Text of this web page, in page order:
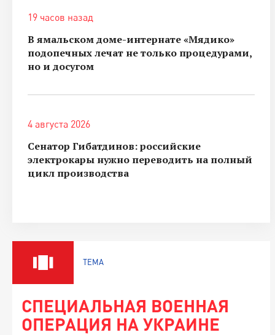
19 часов назад
В ямальском доме-интернате «Мядико»
подопечных лечат не только процедурами,
но и досугом
4 августа 2026
Сенатор Гибатдинов: российские
электрокары нужно переводить на полный
цикл производства
ТЕМА
СПЕЦИАЛЬНАЯ ВОЕННАЯ
ОПЕРАЦИЯ НА УКРАИНЕ